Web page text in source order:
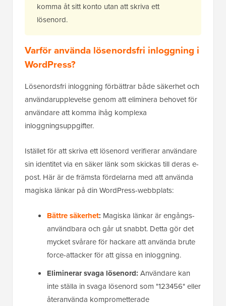
komma åt sitt konto utan att skriva ett
lösenord.
Varför använda lösenordsfri inloggning i
WordPress?
Lösenordsfri inloggning förbättrar både säkerhet och
användarupplevelse genom att eliminera behovet för
användare att komma ihåg komplexa
inloggningsuppgifter.
Istället för att skriva ett lösenord verifierar användare
sin identitet via en säker länk som skickas till deras e-
post. Här är de främsta fördelarna med att använda
magiska länkar på din WordPress-webbplats:
Bättre säkerhet: Magiska länkar är engångs-
användbara och går ut snabbt. Detta gör det
mycket svårare för hackare att använda brute
force-attacker för att gissa en inloggning.
Eliminerar svaga lösenord: Användare kan
inte ställa in svaga lösenord som "123456" eller
återanvända komprometterade